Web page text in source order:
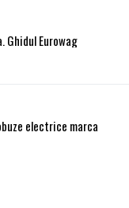
Ghidul Eurowag
electrice marca